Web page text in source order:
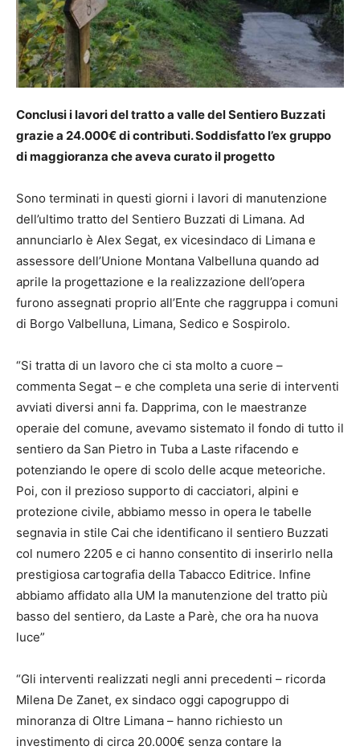
Conclusi i lavori del tratto a valle del Sentiero Buzzati
grazie a 24.000€ di contributi. Soddisfatto l’ex gruppo
di maggioranza che aveva curato il progetto
Sono terminati in questi giorni i lavori di manutenzione
dell’ultimo tratto del Sentiero Buzzati di Limana. Ad
annunciarlo è Alex Segat, ex vicesindaco di Limana e
assessore dell’Unione Montana Valbelluna quando ad
aprile la progettazione e la realizzazione dell’opera
furono assegnati proprio all’Ente che raggruppa i comuni
di Borgo Valbelluna, Limana, Sedico e Sospirolo.
“Si tratta di un lavoro che ci sta molto a cuore –
commenta Segat – e che completa una serie di interventi
avviati diversi anni fa. Dapprima, con le maestranze
operaie del comune, avevamo sistemato il fondo di tutto il
sentiero da San Pietro in Tuba a Laste rifacendo e
potenziando le opere di scolo delle acque meteoriche.
Poi, con il prezioso supporto di cacciatori, alpini e
protezione civile, abbiamo messo in opera le tabelle
segnavia in stile Cai che identificano il sentiero Buzzati
col numero 2205 e ci hanno consentito di inserirlo nella
prestigiosa cartografia della Tabacco Editrice. Infine
abbiamo affidato alla UM la manutenzione del tratto più
basso del sentiero, da Laste a Parè, che ora ha nuova
luce”
“Gli interventi realizzati negli anni precedenti – ricorda
Milena De Zanet, ex sindaco oggi capogruppo di
minoranza di Oltre Limana – hanno richiesto un
investimento di circa 20.000€ senza contare la